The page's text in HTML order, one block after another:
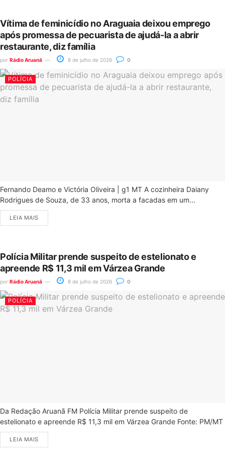
Vítima de feminicídio no Araguaia deixou emprego
após promessa de pecuarista de ajudá-la a abrir
restaurante, diz família
por Rádio Aruanã 8 de julho de 2026 0
POLÍCIA
Fernando Deamo e Victória Oliveira | g1 MT A cozinheira Daiany
Rodrigues de Souza, de 33 anos, morta a facadas em um...
LEIA MAIS
Polícia Militar prende suspeito de estelionato e
apreende R$ 11,3 mil em Várzea Grande
por Rádio Aruanã 8 de julho de 2026 0
POLÍCIA
Da Redação Aruanã FM Polícia Militar prende suspeito de
estelionato e apreende R$ 11,3 mil em Várzea Grande Fonte: PM/MT
LEIA MAIS